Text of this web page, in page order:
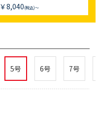
￥8,040(税込)～
5号 6号 7号